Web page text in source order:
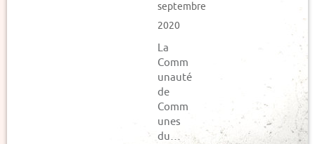
septembre
2020
La
Comm
unauté
de
Comm
unes
du…